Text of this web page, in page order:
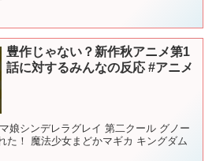
豊作じゃない？新作秋アニメ第1
話に対するみんなの反応 #アニメ
娘シンデレラグレイ 第二クール グノー
た！ 魔法少女まどかマギカ キングダム